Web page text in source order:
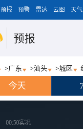
预报 预警 雷达 云图 天
预报
>广东 >汕头 >城区
今天
00:50实况